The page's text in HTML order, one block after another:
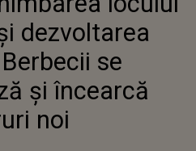
dezvoltarea
se
și încearcă
noi